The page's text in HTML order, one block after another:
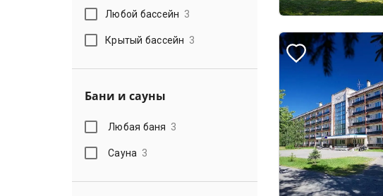
Любой бассейн 3
Крытый бассейн 3
Бани и сауны
Любая баня 3
Сауна 3